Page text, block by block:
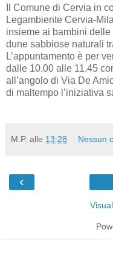
Il Comune di Cervia in
Legambiente Cervia-
insieme ai bambini
dune sabbiose naturali
L’appuntamento è per
dalle 10.00 alle 11.45
all’angolo di Via De
di maltempo l’iniziativa
M.P. alle 13:28 Nessun
‹